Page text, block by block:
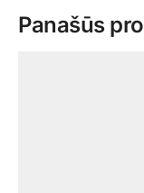
Panašūs